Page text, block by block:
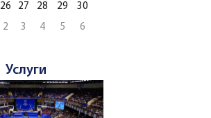
26 27 28 29
30
2 3 4 5 6
Услуги